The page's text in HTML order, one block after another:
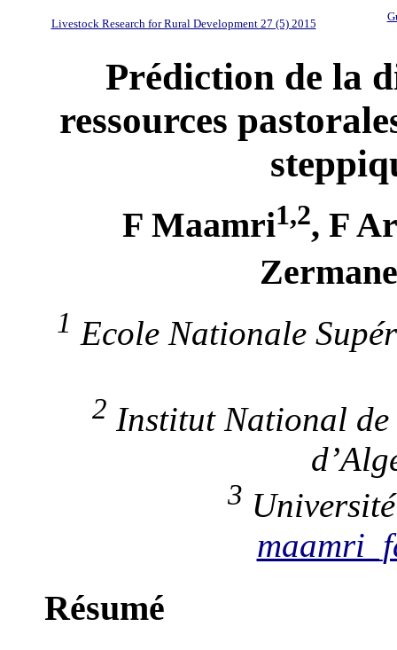
Livestock Research for Rural Development 27 (5) 2015
Prédiction de la
ressources
F Maamri1,2, F
Zermane
1 Ecole Nationale
2 Institut National de
3
Résumé